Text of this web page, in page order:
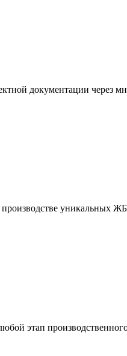
документации через
производстве уникальных
этап